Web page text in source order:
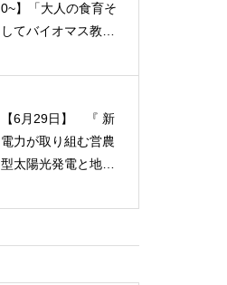
0~】「大人の食育そ
してバイオマス教育
の居場所を見つけよ
内【6月29日】 『 新
電力が取り組む営農
型太陽光発電と地方
かって社会を変え
した！【4月27日
(月)】勉強会のご案
ラフグ陸上養殖事
2026年4月1日 NPO
法人農都会議 事務
局だより 2026年第
交流・地域支援G活